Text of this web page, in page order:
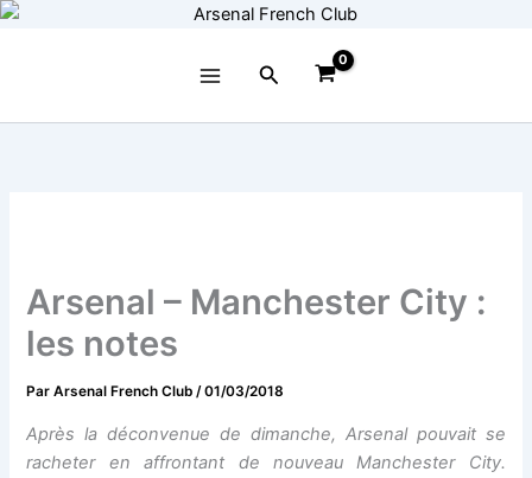
Aller
Rechercher
Arsenal – Manchester City :
les notes
ParArsenal French Club/01/03/2018
Après la déconvenue de dimanche, Arsenal pouvait se
racheter en affrontant de nouveau Manchester City.